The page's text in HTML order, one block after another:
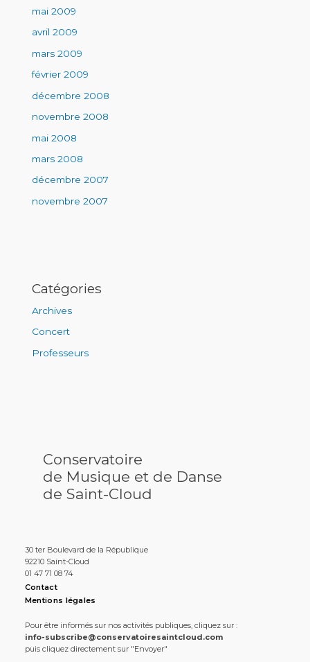
mai 2009
avril 2009
mars 2009
février 2009
décembre 2008
novembre 2008
mai 2008
mars 2008
décembre 2007
novembre 2007
Catégories
Archives
Concert
Professeurs
Conservatoire
de Musique et de Danse
de Saint-Cloud
30 ter Boulevard de la République
92210 Saint-Cloud
01 47 71 08 74
Contact
Mentions légales
Pour être informés sur nos activités publiques, cliquez sur :
info-subscribe@conservatoiresaintcloud.com
puis cliquez directement sur "Envoyer"